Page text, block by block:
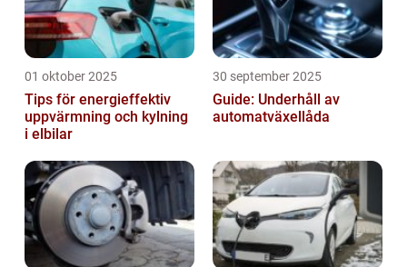
01 oktober 2025
Tips för energieffektiv
uppvärmning och kylning
i elbilar
30 september 2025
Guide: Underhåll av
automatväxellåda